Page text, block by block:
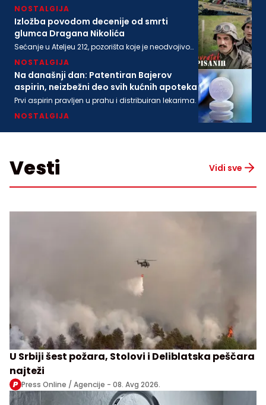
Matice srpske
NOSTALGIJA
Izložba povodom decenije od smrti
glumca Dragana Nikolića
Sećanje u Ateljeu 212, pozorišta koje je neodvojivo
NOSTALGIJA
Na današnji dan: Patentiran Bajerov
aspirin, neizbežni deo svih kućnih apoteka
Prvi aspirin pravljen u prahu i distribuiran lekarima.
NOSTALGIJA
Vesti Vidi sve
U Srbiji šest požara, Stolovi i Deliblatska peščara
najteži
Press Online / Agencije - 08. Avg 2026.